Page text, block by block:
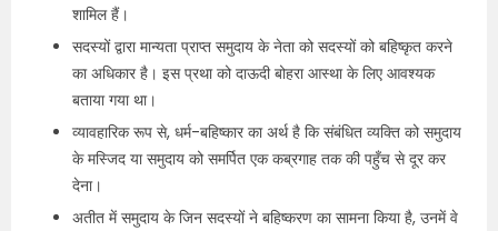
शामिल हैं।
सदस्यों द्वारा मान्यता प्राप्त समुदाय के नेता को सदस्यों को बहिष्कृत करने
का अधिकार है। इस प्रथा को दाऊदी बोहरा आस्था के लिए आवश्यक
बताया गया था।
व्यावहारिक रूप से, धर्म-बहिष्कार का अर्थ है कि संबंधित व्यक्ति को समुदाय
के मस्जिद या समुदाय को समर्पित एक कब्रगाह तक की पहुँच से दूर कर
देना।
अतीत में समुदाय के जिन सदस्यों ने बहिष्करण का सामना किया है, उनमें वे